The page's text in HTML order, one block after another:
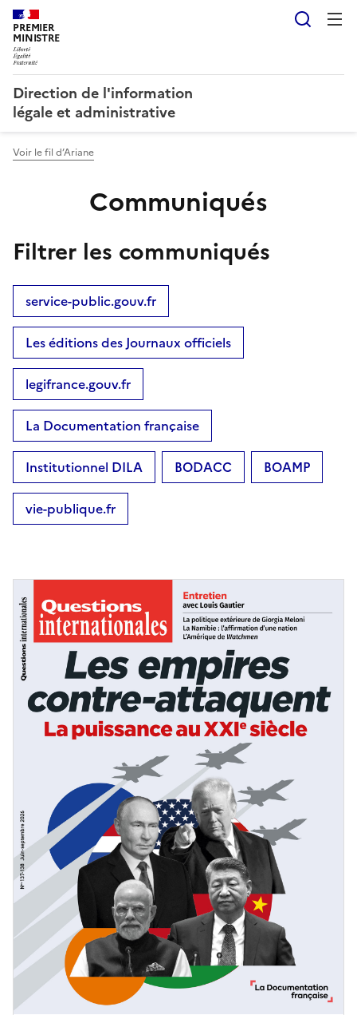
PREMIER
MINISTRE
Direction de l'information
légale et administrative
Voir le fil d’Ariane
Communiqués
Filtrer les communiqués
service-public.gouv.fr
Les éditions des Journaux officiels
legifrance.gouv.fr
La Documentation française
Institutionnel DILA BODACC BOAMP
vie-publique.fr